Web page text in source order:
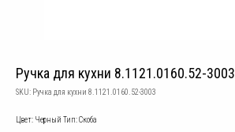
Ручка для кухни 8.1121.0160.52-3003
SKU: Ручка для кухни 8.1121.0160.52-3003
Цвет: Черный Тип: Скоба